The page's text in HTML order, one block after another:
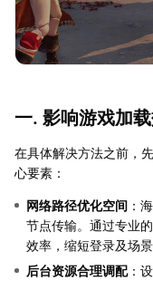
一. 影响游戏加
在具体解决方法之前，
心要素：
网络路径优化空间 ：
节点传输。通过专业
效率，缩短登录及场
后台资源合理调配：